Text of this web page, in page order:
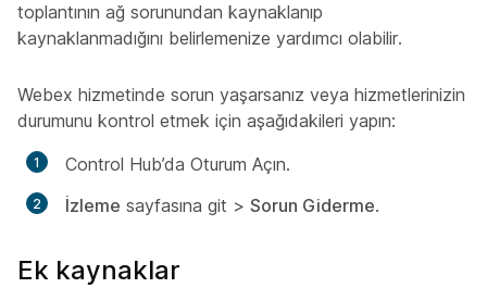
toplantının ağ sorunundan kaynaklanıp
kaynaklanmadığını belirlemenize yardımcı olabilir.
Webex hizmetinde sorun yaşarsanız veya hizmetlerinizin
durumunu kontrol etmek için aşağıdakileri yapın:
Control Hub’da Oturum Açın.
İzleme sayfasına git > Sorun Giderme.
Ek kaynaklar